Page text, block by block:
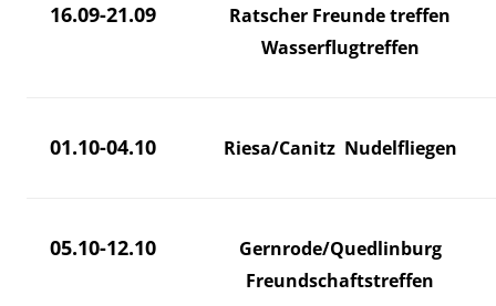
16.09-21.09
Ratscher Freunde treffen
Wasserflugtreffen
01.10-04.10 Riesa/Canitz Nudelfliegen
05.10-12.10
Gernrode/Quedlinburg
Freundschaftstreffen